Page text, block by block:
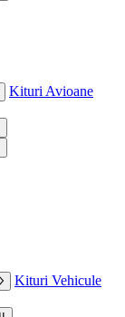
Kituri Avioane
Kituri Vehicule